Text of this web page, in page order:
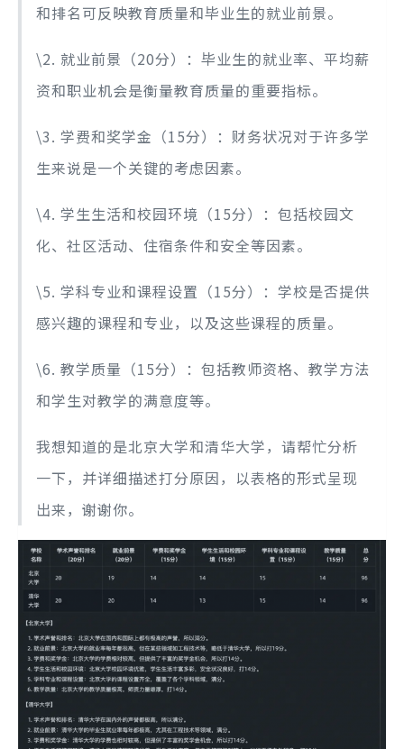
和排名可反映教育质量和毕业生的就业前景。
\2. 就业前景（20分）：毕业生的就业率、平均薪
资和职业机会是衡量教育质量的重要指标。
\3. 学费和奖学金（15分）：财务状况对于许多学
生来说是一个关键的考虑因素。
\4. 学生生活和校园环境（15分）：包括校园文
化、社区活动、住宿条件和安全等因素。
\5. 学科专业和课程设置（15分）：学校是否提供
感兴趣的课程和专业，以及这些课程的质量。
\6. 教学质量（15分）：包括教师资格、教学方法
和学生对教学的满意度等。
我想知道的是北京大学和清华大学，请帮忙分析
一下，并详细描述打分原因，以表格的形式呈现
出来，谢谢你。